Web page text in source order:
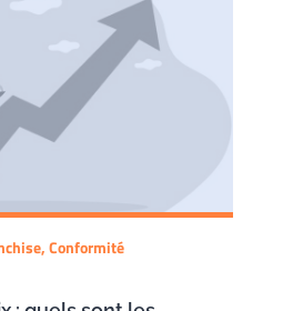
Conformité